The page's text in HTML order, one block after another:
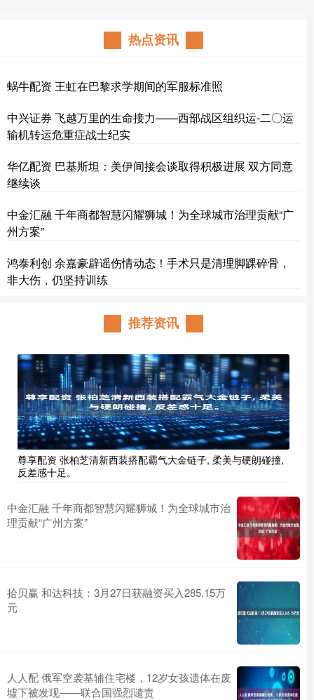
热点资讯
蜗牛配资 王虹在巴黎求学期间的军服标准照
中兴证券 飞越万里的生命接力——西部战区组织运-二〇运
输机转运危重症战士纪实
华亿配资 巴基斯坦：美伊间接会谈取得积极进展 双方同意
继续谈
中金汇融 千年商都智慧闪耀狮城！为全球城市治理贡献“广
州方案”
鸿泰利创 余嘉豪辟谣伤情动态！手术只是清理脚踝碎骨，
非大伤，仍坚持训练
推荐资讯
尊享配资 张柏芝清新西装搭配霸气大金链子, 柔美与硬朗碰撞,
反差感十足。
中金汇融 千年商都智慧闪耀狮城！为全球城市治
理贡献“广州方案”
拾贝赢 和达科技：3月27日获融资买入285.15万
元
人人配 俄军空袭基辅住宅楼，12岁女孩遗体在废
墟下被发现——联合国强烈谴责